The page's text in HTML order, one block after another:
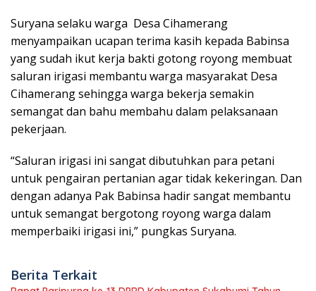
Suryana selaku warga Desa Cihamerang
menyampaikan ucapan terima kasih kepada Babinsa
yang sudah ikut kerja bakti gotong royong membuat
saluran irigasi membantu warga masyarakat Desa
Cihamerang sehingga warga bekerja semakin
semangat dan bahu membahu dalam pelaksanaan
pekerjaan.
“Saluran irigasi ini sangat dibutuhkan para petani
untuk pengairan pertanian agar tidak kekeringan. Dan
dengan adanya Pak Babinsa hadir sangat membantu
untuk semangat bergotong royong warga dalam
memperbaiki irigasi ini,” pungkas Suryana.
Berita Terkait